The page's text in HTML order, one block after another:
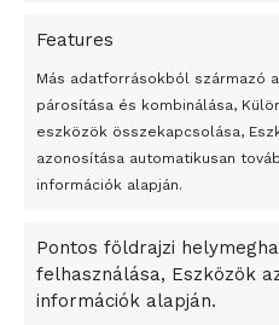
Features
Más adatforrásokból származó
párosítása és kombinálása,
eszközök összekapcsolása,
azonosítása automatikusan
információk alapján.
Pontos földrajzi
felhasználása, Eszközök
információk alapján.
Peking – A visegrádi országok
bemutató fotókiállítás nyílt
Megveszi az osztrák
Bricket
A Startup Campus egyetemi
A Ringo Starr új albummal
A Vajdasági Magyar Szövetség